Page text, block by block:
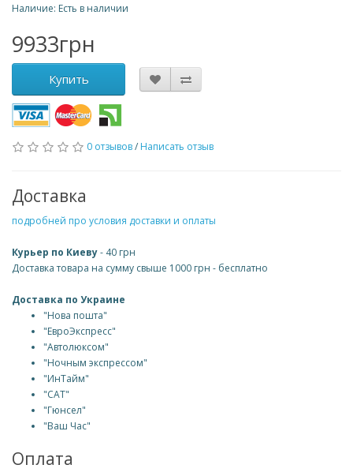
Наличие: Есть в наличии
9933грн
Купить
0 отзывов/ Написать отзыв
Доставка
подробней про условия доставки и оплаты
Курьер по Киеву- 40 грн
Доставка товара на сумму свыше 1000 грн - бесплатно
Доставка по Украине
"Нова пошта"
"ЕвроЭкспресс"
"Автолюксом"
"Ночным экспрессом"
"ИнТайм"
"САТ"
"Гюнсел"
"Ваш Час"
Оплата